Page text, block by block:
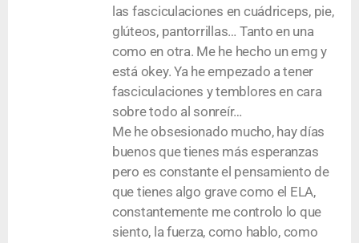
las fasciculaciones en cuádriceps, pie,
glúteos, pantorrillas… Tanto en una
como en otra. Me he hecho un emg y
está okey. Ya he empezado a tener
fasciculaciones y temblores en cara
sobre todo al sonreír…
Me he obsesionado mucho, hay días
buenos que tienes más esperanzas
pero es constante el pensamiento de
que tienes algo grave como el ELA,
constantemente me controlo lo que
siento, la fuerza, como hablo, como